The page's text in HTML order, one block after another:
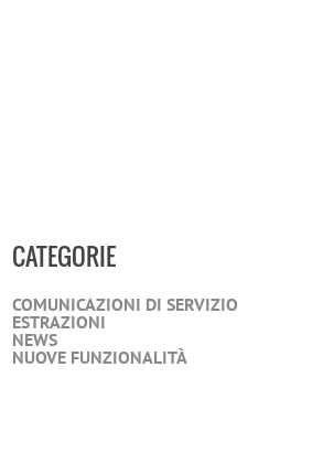
CATEGORIE
COMUNICAZIONI DI SERVIZIO
ESTRAZIONI
NEWS
NUOVE FUNZIONALITÀ